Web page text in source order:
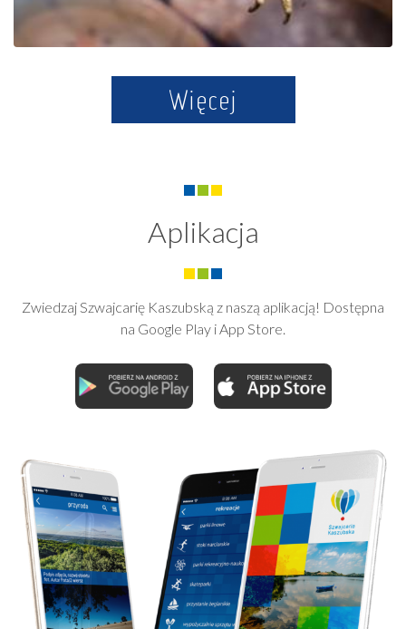
Więcej
Aplikacja
Zwiedzaj Szwajcarię Kaszubską z naszą aplikacją! Dostępna
na Google Play i App Store.